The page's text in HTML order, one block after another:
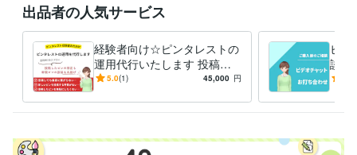
パソコン塾経営 1999年12月 ~ 2002年11月
受賞歴
楽天ブログアフィリエイトの教材を執筆 楽天ブログアフィリエイト
のセミナー講師として登壇 ピンタレストのオンラインセミナー講師
として登壇 ピンタレストのオンラインセミナー講師として登壇 記事
のテンプレを執筆 記事のサンプルを執筆 ピンタレストの集客方法執
資格・検定
出品者の人気サービス
経験者向け☆ピンタレストの
運用代行いたします 投稿し
たピンの修正＆新規ピンの投
げ
5.0(1) 45,000 円
ビデ
談で
章の